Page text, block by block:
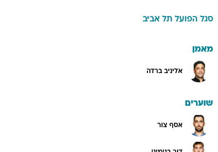
סגל הפועל תל אביב
מאמן
אליניב ברדה
שוערים
אסף צור